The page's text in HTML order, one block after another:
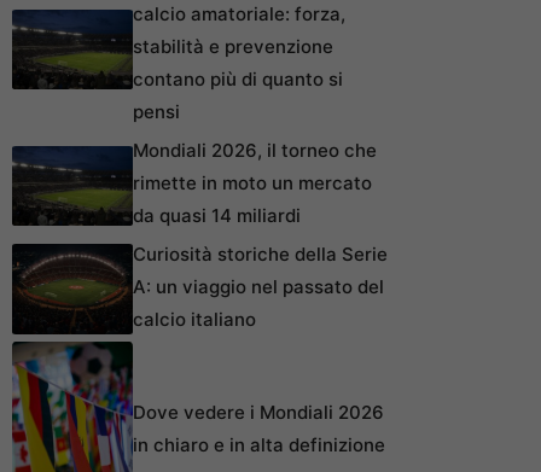
calcio amatoriale: forza,
stabilità e prevenzione
contano più di quanto si
pensi
Mondiali 2026, il torneo che
rimette in moto un mercato
da quasi 14 miliardi
Curiosità storiche della Serie
A: un viaggio nel passato del
calcio italiano
Dove vedere i Mondiali 2026
in chiaro e in alta definizione